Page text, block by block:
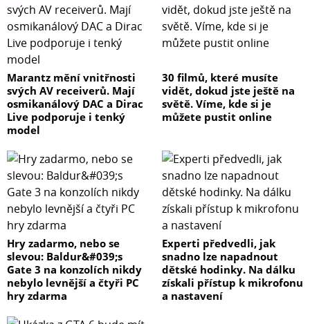
Marantz mění vnitřnosti
svých AV receiverů. Mají
osmikanálový DAC a Dirac
Live podporuje i tenký
model
30 filmů, které musíte
vidět, dokud jste ještě na
světě. Víme, kde si je
můžete pustit online
Hry zadarmo, nebo se
slevou: Baldur&#039;s
Gate 3 na konzolích nikdy
nebylo levnější a čtyři PC
hry zdarma
Experti předvedli, jak
snadno lze napadnout
dětské hodinky. Na dálku
získali přístup k mikrofonu
a nastavení